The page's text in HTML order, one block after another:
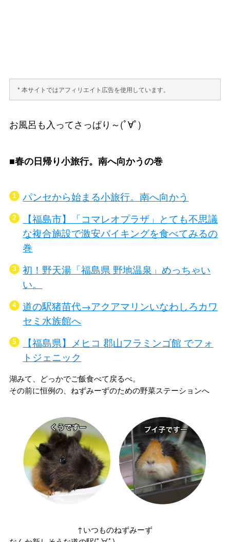
* 本サイトではアフィリエイト広告を使用しています。
お風呂も入ってさっぱり～(ﾟ∀ﾟ)
■春の日帰り小旅行。南へ向かうの巻
パンセから始まる小旅行。南へ向かう
【福島市】「コマレオプラザ」とても不思議
な複合施設で激安バイキングを食べてみるの
巻
初！野天湯「福島県 野地温泉」めっちゃい
い。
道の駅猪苗代→アクアマリンいなわしろカワ
セミ水族館へ
【福島県】メヒコ 郡山フラミンゴ館 でフォ
トジェニック
湖みて、どっかでご飯食べて戻るべ。
その前に恒例の、ねずみーずのための野菜ステーションへ
↑いつものねずみーず